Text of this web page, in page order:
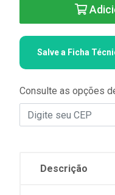
Salve a Ficha
Consulte as opções
Descrição